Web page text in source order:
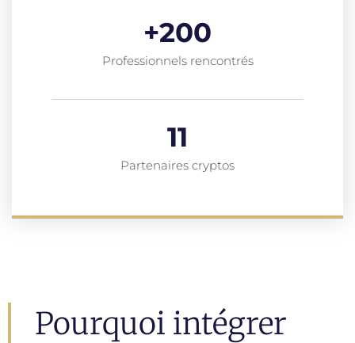
Professionnels rencontrés
+200
Partenaires cryptos
11
Pourquoi intégrer